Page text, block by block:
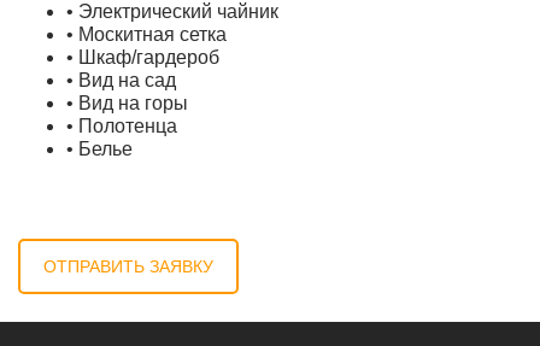
• Электрический чайник
• Москитная сетка
• Шкаф/гардероб
• Вид на сад
• Вид на горы
• Полотенца
• Белье
ОТПРАВИТЬ ЗАЯВКУ